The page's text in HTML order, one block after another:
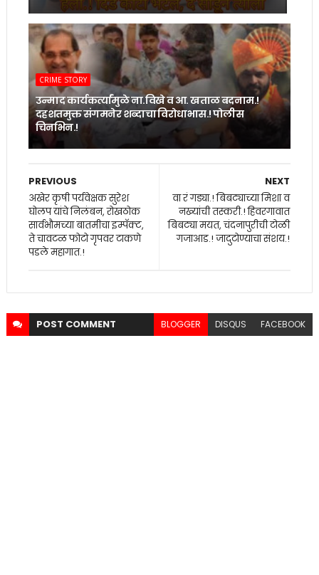
CRIME STORY
उन्माद कार्यकर्त्यांमुळे ना.विखे व आ. खताळ बदनाम.!
दहशतमुक्त संगमनेर शब्दाचा विरोधाभास.! पोलीस
चिनभिन.!
NEXT
वा रं गड्या.! बिबट्याच्या मिशा व
नख्यांची तस्करी.! हिवरगावात
बिबट्या मयत, चंदनापुरीची टोळी
गजाआड.! जादुटोण्याचा संशय.!
PREVIOUS
अखेर कृषी पर्यवेक्षक सुरेश
घोलप यांचे निलंबन, रोखठोक
सार्वभौमच्या बातमीचा इम्पॅक्ट,
ते चावटळ फोटो गृपवर टाकणे
पडले महागात.!
POST COMMENT BLOGGER DISQUS FACEBOOK